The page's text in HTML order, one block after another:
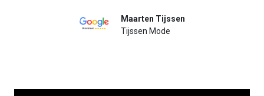
Maarten Tijssen
Tijssen Mode